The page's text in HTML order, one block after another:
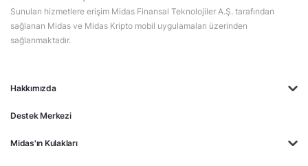
Hakkımızda
Destek Merkezi
Midas'ın Kulakları
Sunulan hizmetlere erişim Midas Finansal Teknolojiler A.Ş. tarafından
sağlanan Midas ve Midas Kripto mobil uygulamaları üzerinden
sağlanmaktadır.